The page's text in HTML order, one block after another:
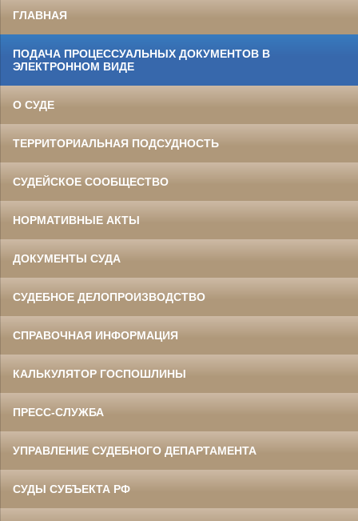
ГЛАВНАЯ
ПОДАЧА ПРОЦЕССУАЛЬНЫХ ДОКУМЕНТОВ В
ЭЛЕКТРОННОМ ВИДЕ
О СУДЕ
ТЕРРИТОРИАЛЬНАЯ ПОДСУДНОСТЬ
СУДЕЙСКОЕ СООБЩЕСТВО
НОРМАТИВНЫЕ АКТЫ
ДОКУМЕНТЫ СУДА
СУДЕБНОЕ ДЕЛОПРОИЗВОДСТВО
СПРАВОЧНАЯ ИНФОРМАЦИЯ
КАЛЬКУЛЯТОР ГОСПОШЛИНЫ
ПРЕСС-СЛУЖБА
УПРАВЛЕНИЕ СУДЕБНОГО ДЕПАРТАМЕНТА
СУДЫ СУБЪЕКТА РФ